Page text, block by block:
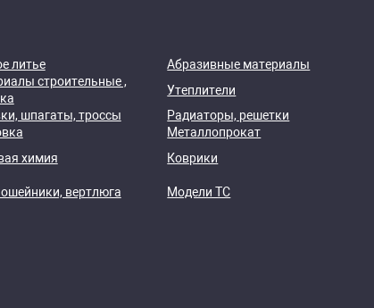
литье
Абразивные материалы
строительные ,
Утеплители
шпагаты, троссы
Радиаторы, решетки
Металлопрокат
химия Коврики
вертлюга
Модели ТС